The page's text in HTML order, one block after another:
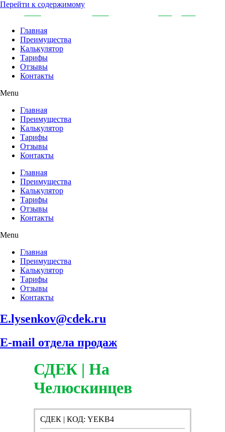
Перейти к содержимому
Главная
Преимущества
Калькулятор
Тарифы
Отзывы
Контакты
Menu
Главная
Преимущества
Калькулятор
Тарифы
Отзывы
Контакты
Главная
Преимущества
Калькулятор
Тарифы
Отзывы
Контакты
Menu
Главная
Преимущества
Калькулятор
Тарифы
Отзывы
Контакты
E.lysenkov@cdek.ru
E-mail отдела продаж
СДЕК | На
Челюскинцев
СДЕК | КОД: YEKB4